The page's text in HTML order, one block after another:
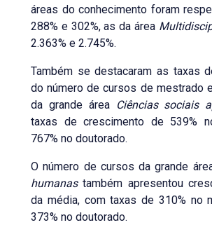
áreas do conhecimento foram
288% e 302%, as da área
2.363% e 2.745%.
Também se destacaram as taxas
do número de cursos de mestrado
da grande área Ciências sociais
taxas de crescimento de 539%
767% no doutorado.
O número de cursos da grande
humanastambém apresentou
da média, com taxas de 310% no
373% no doutorado.